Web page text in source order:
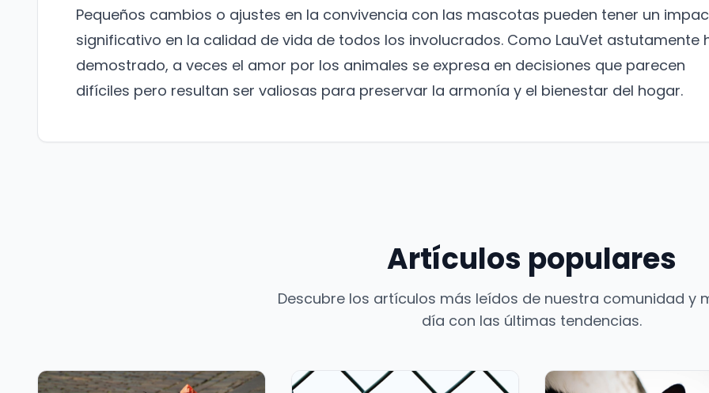
Pequeños cambios o ajustes en la convivencia con las mascotas pueden tener un
significativo en la calidad de vida de todos los involucrados. Como LauVet astutamente
demostrado, a veces el amor por los animales se expresa en decisiones que parecen
difíciles pero resultan ser valiosas para preservar la armonía y el bienestar del hogar.
Artículos populares
Descubre los artículos más leídos de nuestra comunidad y
día con las últimas tendencias.